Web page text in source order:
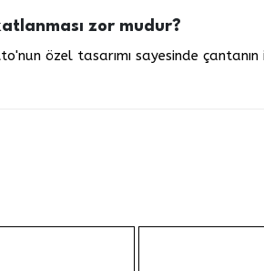
zor mudur?
özel tasarımı sayesinde